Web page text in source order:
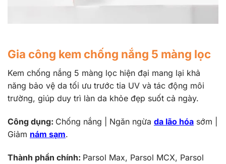
Gia công kem chống nắng 5 màng lọc
Kem chống nắng 5 màng lọc hiện đại mang lại khả
năng bảo vệ da tối ưu trước tia UV và tác động môi
trường, giúp duy trì làn da khỏe đẹp suốt cả ngày.
Công dụng: Chống nắng | Ngăn ngừa da lão hóa sớm |
Giảm nám sạm.
Thành phần chính: Parsol Max, Parsol MCX, Parsol